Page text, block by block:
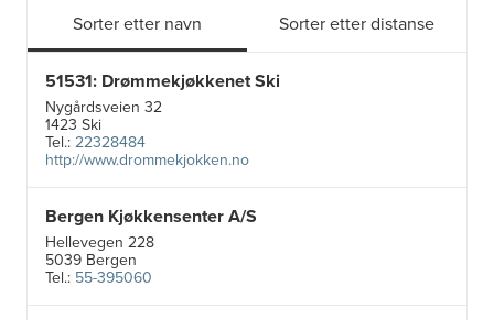
Sorter etter navn Sorter etter distanse
51531: Drømmekjøkkenet Ski
Nygårdsveien 32
1423 Ski
Tel.:22328484
http://www.drommekjokken.no
Bergen Kjøkkensenter A/S
Hellevegen 228
5039 Bergen
Tel.: 55-395060